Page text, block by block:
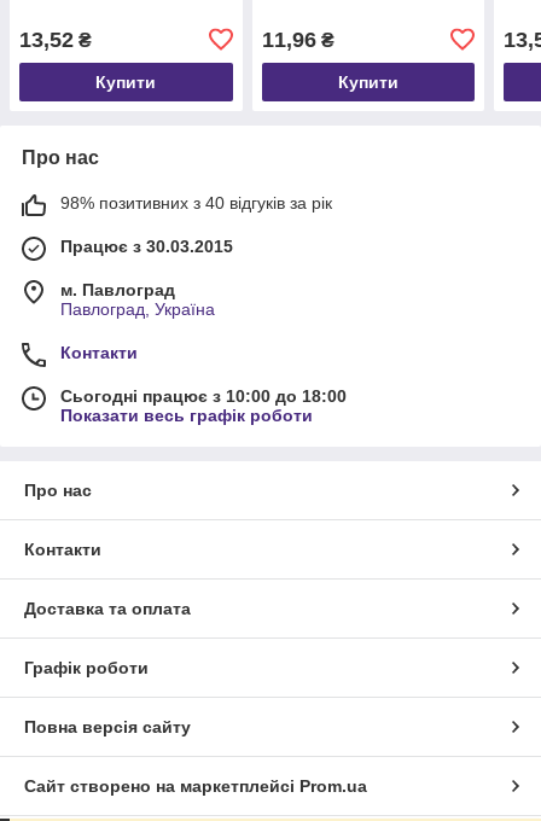
13,52 ₴
Купити
11,96₴
Купити
Про нас
98% позитивних з 40 відгуків за рік
Працює з 30.03.2015
м. Павлоград
Павлоград, Україна
Контакти
Сьогодні працює з 10:00 до 18:00
Показати весь графік роботи
Про нас
Контакти
Доставка та оплата
Графік роботи
Повна версія сайту
Сайт створено на маркетплейсі Prom.ua